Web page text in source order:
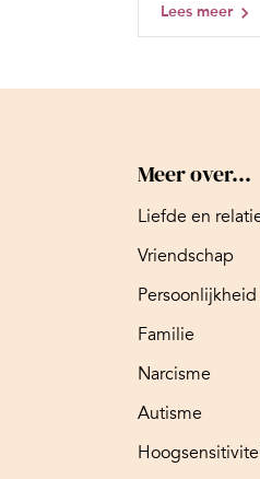
Lees meer
Meer over...
Liefde en
Vriendschap
Persoonlijkheid
Familie
Narcisme
Autisme